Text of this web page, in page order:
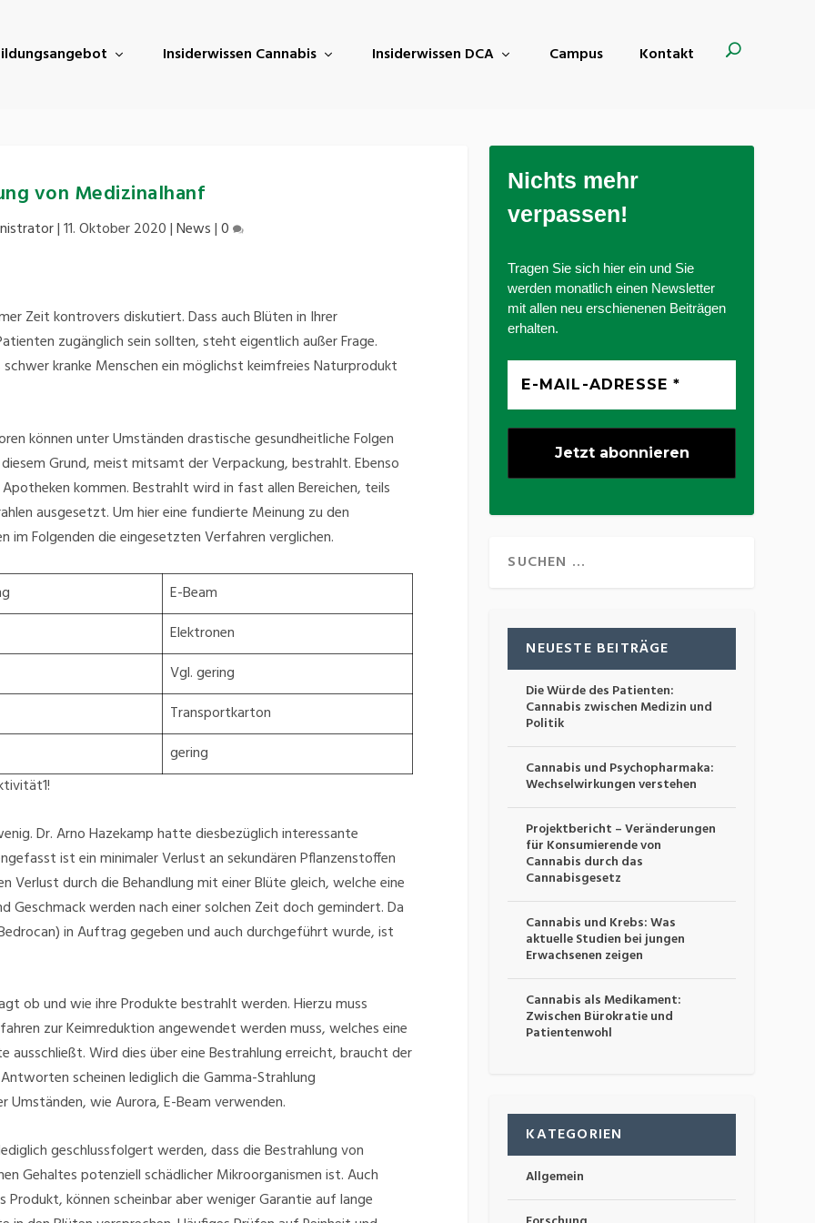
Insiderwissen Cannabis Insiderwissen DCA Campus Kontakt
von Medizinalhanf
|11. Oktober 2020|News|0
Zeit kontrovers diskutiert. Dass auch Blüten in Ihrer
zugänglich sein sollten, steht eigentlich außer Frage.
kranke Menschen ein möglichst keimfreies Naturprodukt
können unter Umständen drastische gesundheitliche Folgen
Grund, meist mitsamt der Verpackung, bestrahlt. Ebenso
kommen. Bestrahlt wird in fast allen Bereichen, teils
ausgesetzt. Um hier eine fundierte Meinung zu den
im Folgenden die eingesetzten Verfahren verglichen.
E-Beam
Elektronen
Vgl. gering
Transportkarton
gering
1!
Dr. Arno Hazekamp hatte diesbezüglich interessante
ist ein minimaler Verlust an sekundären Pflanzenstoffen
Verlust durch die Behandlung mit einer Blüte gleich, welche eine
Geschmack werden nach einer solchen Zeit doch gemindert. Da
in Auftrag gegeben und auch durchgeführt wurde, ist
ob und wie ihre Produkte bestrahlt werden. Hierzu muss
zur Keimreduktion angewendet werden muss, welches eine
ausschließt. Wird dies über eine Bestrahlung erreicht, braucht der
scheinen lediglich die Gamma-Strahlung
Umständen, wie Aurora, E-Beam verwenden.
geschlussfolgert werden, dass die Bestrahlung von
Gehaltes potenziell schädlicher Mikroorganismen ist. Auch
können scheinbar aber weniger Garantie auf lange
Nichts mehr
verpassen!
Tragen Sie sich hier ein und Sie
werden monatlich einen Newsletter
mit allen neu erschienenen Beiträgen
erhalten.
NEUESTE BEITRÄGE
Die Würde des Patienten:
Cannabis zwischen Medizin und
Politik
Cannabis und Psychopharmaka:
Wechselwirkungen verstehen
Projektbericht – Veränderungen
für Konsumierende von
Cannabis durch das
Cannabisgesetz
Cannabis und Krebs: Was
aktuelle Studien bei jungen
Erwachsenen zeigen
Cannabis als Medikament:
Zwischen Bürokratie und
Patientenwohl
KATEGORIEN
Allgemein